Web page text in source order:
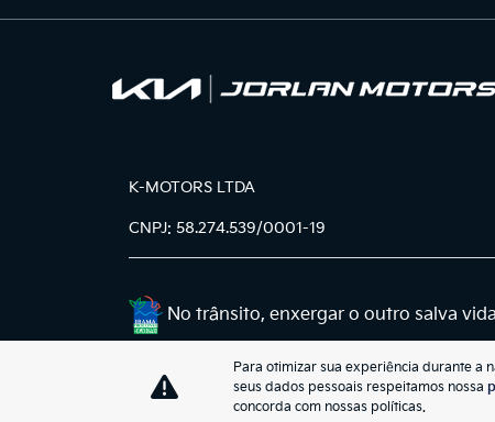
K-MOTORS LTDA
CNPJ: 58.274.539/0001-19
No trânsito, enxergar o outro salva
Para otimizar sua experiência durante a
seus dados pessoais respeitamos nossa
concorda com nossas políticas.